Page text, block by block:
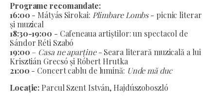
Programe recomandate:
16:00 - Mátyás Sirokai: Plimbare Lombs- picnic literar
și muzical
18:30-19:00 - Cafeneaua artiștilor: un spectacol de
Sándor Réti Szabó
19:00 – Casa ne aparține- Seara literară muzicală a lui
Krisztián Grecsó și Róbert Hrutka
21:00 - Concert cablu de lumină: Unde mă duc
Locație: Parcul Szent István, Hajdúszoboszló